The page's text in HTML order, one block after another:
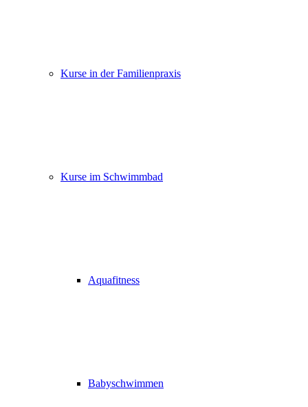
Kurse in der Familienpraxis
Kurse im Schwimmbad
Aquafitness
Babyschwimmen